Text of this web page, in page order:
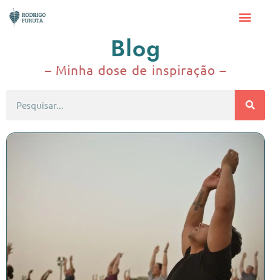
Blog
– Minha dose de inspiração –